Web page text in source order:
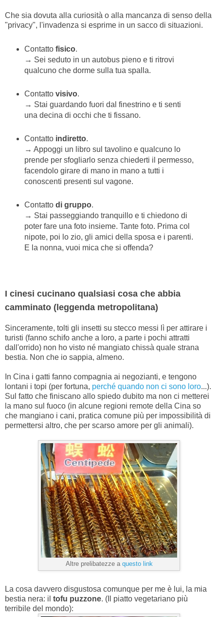
Che sia dovuta alla curiosità o alla mancanza di senso della
"privacy", l'invadenza si esprime in un sacco di situazioni.
Contatto fisico.
→ Sei seduto in un autobus pieno e ti ritrovi
qualcuno che dorme sulla tua spalla.
Contatto visivo.
→ Stai guardando fuori dal finestrino e ti senti
una decina di occhi che ti fissano.
Contatto indiretto.
→ Appoggi un libro sul tavolino e qualcuno lo
prende per sfogliarlo senza chiederti il permesso,
facendolo girare di mano in mano a tutti i
conoscenti presenti sul vagone.
Contattodi gruppo.
→ Stai passeggiando tranquillo e ti chiedono di
poter fare una foto insieme. Tante foto. Prima col
nipote, poi lo zio, gli amici della sposa e i parenti.
E la nonna, vuoi mica che si offenda?
I cinesi cucinano qualsiasi cosa che abbia
camminato (leggenda metropolitana)
Sinceramente, tolti gli insetti su stecco messi lì per attirare i
turisti (fanno schifo anche a loro, a parte i pochi attratti
dall'orrido) non ho visto né mangiato chissà quale strana
bestia. Non che io sappia, almeno.
In Cina i gatti fanno compagnia ai negozianti, e tengono
lontani i topi (per fortuna, perché quando non ci sono loro...).
Sul fatto che finiscano allo spiedo dubito ma non ci metterei
la mano sul fuoco (in alcune regioni remote della Cina so
che mangiano i cani, pratica comune più per impossibilità di
permettersi altro, che per scarso amore per gli animali).
Altre prelibatezze a questo link
La cosa davvero disgustosa comunque per me è lui, la mia
bestia nera: il tofu puzzone. (Il piatto vegetariano più
terribile del mondo):